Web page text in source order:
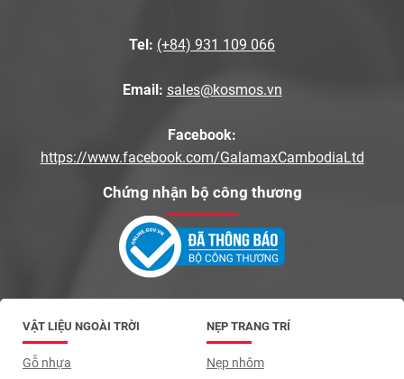
Tel: (+84) 931 109 066
Email: sales@kosmos.vn
Facebook:
https://www.facebook.com/GalamaxCambodiaLtd
Chứng nhận bộ công thương
VẬT LIỆU NGOÀI TRỜI
Gỗ nhựa
NẸP TRANG TRÍ
Nẹp nhôm